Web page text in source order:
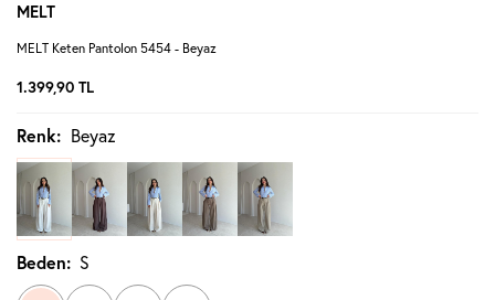
MELT
MELT Keten Pantolon 5454 - Beyaz
1.399,90 TL
Renk: Beyaz
Beden: S